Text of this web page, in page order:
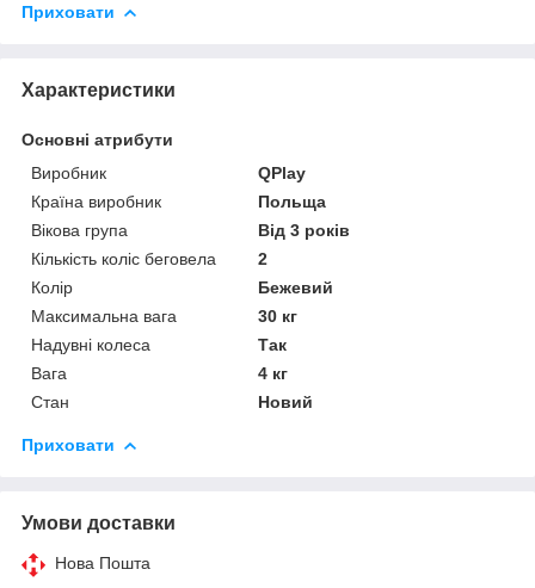
Приховати
Характеристики
Основні атрибути
Виробник
QPlay
Країна виробник
Польща
Вікова група
Від 3 років
Кількість коліс беговела
2
Колір
Бежевий
Максимальна вага
30 кг
Надувні колеса
Так
Вага
4 кг
Стан
Новий
Приховати
Умови доставки
Нова Пошта